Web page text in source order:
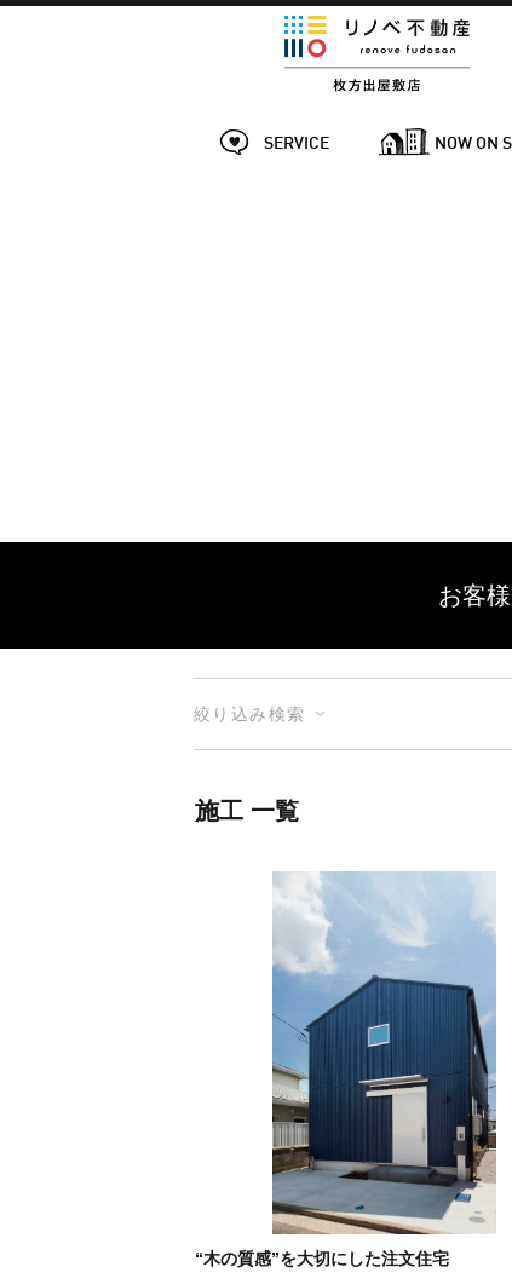
SERVICE NOW ON
お客
絞り込み検索
施工 一覧
“木の質感”を大切にした注文住宅